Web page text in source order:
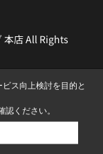
本店 All Rights
ス向上検討を目的と
認ください。